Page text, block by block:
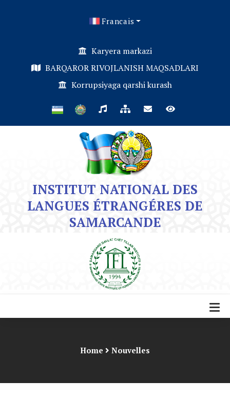
Francais
Karyera markazi
BARQAROR RIVOJLANISH MAQSADLARI
Korrupsiyaga qarshi kurash
INSTITUT NATIONAL DES
LANGUES ÉTRANGÉRES DE
SAMARCANDE
Home Nouvelles